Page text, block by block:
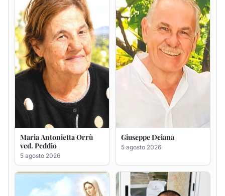
5 agosto 2026
Rosa Maria Usai ved.
D'Attellis
5 agosto 2026
Bastianino Taras
4 agosto 2026